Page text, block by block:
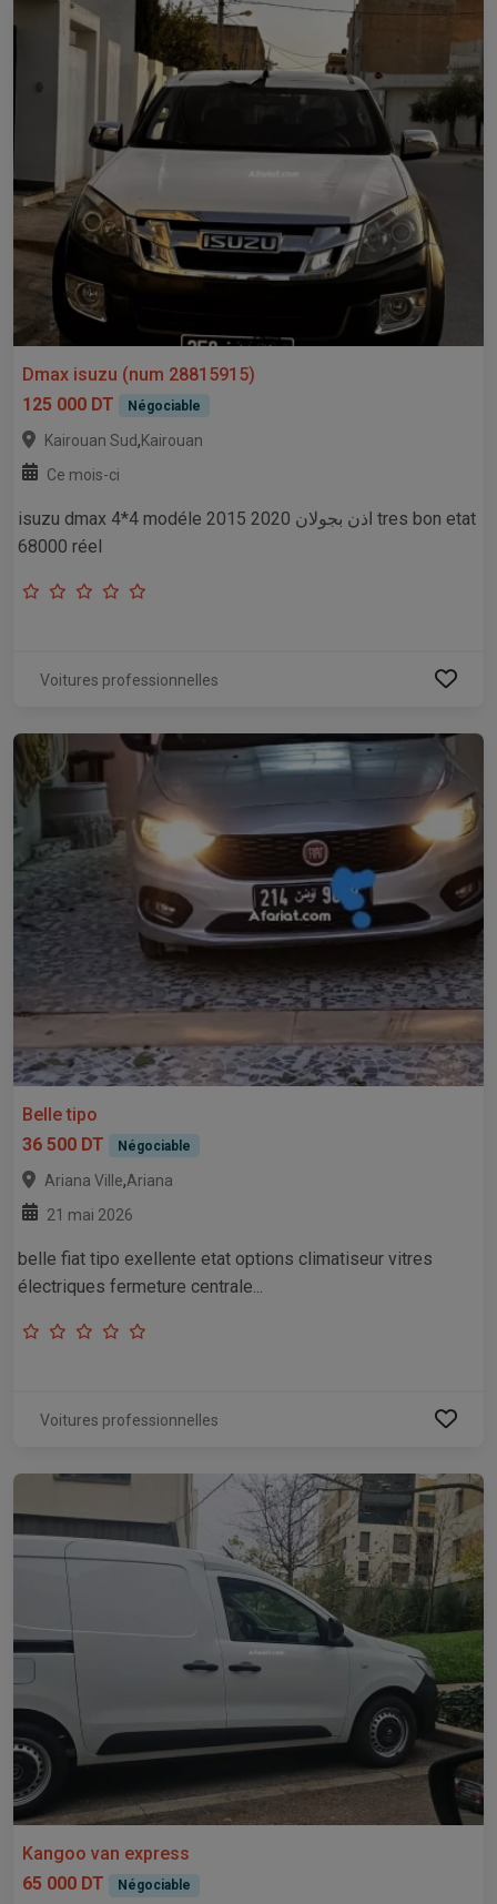
Dmax isuzu (num 28815915)
125 000 DT
Négociable
Kairouan Sud,Kairouan
Ce mois-ci
isuzu dmax 4*4 modéle 2015 اذن بجولان 2020 tres bon etat
68000 réel
Voitures professionnelles
Belle tipo
36 500 DT
Négociable
Ariana Ville,Ariana
21 mai 2026
belle fiat tipo exellente etat options climatiseur vitres
électriques fermeture centrale...
Voitures professionnelles
Kangoo van express
65 000 DT
Négociable